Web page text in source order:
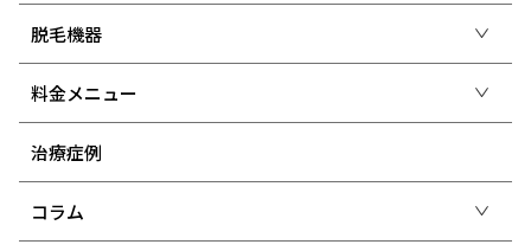
脱毛機器
料金メニュー
治療症例
コラム